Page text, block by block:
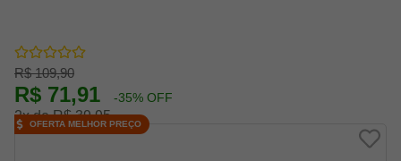
R$ 109,90
R$ 71,91 -35% OFF
2x de R$ 39,95
OFERTA MELHOR PREÇO